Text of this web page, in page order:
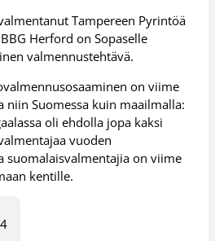
Tampereen Pyrintöä
Herford on Sopaselle
valmennustehtävä.
on viime
niin Suomessa kuin maailmalla:
oli ehdolla jopa kaksi
vuoden
suomalaisvalmentajia on viime
kentille.